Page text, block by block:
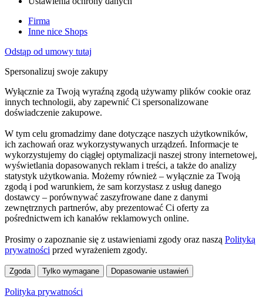
Firma
Inne nice Shops
Odstąp od umowy tutaj
Spersonalizuj swoje zakupy
Wyłącznie za Twoją wyraźną zgodą używamy plików cookie oraz
innych technologii, aby zapewnić Ci spersonalizowane
doświadczenie zakupowe.
W tym celu gromadzimy dane dotyczące naszych użytkowników,
ich zachowań oraz wykorzystywanych urządzeń. Informacje te
wykorzystujemy do ciągłej optymalizacji naszej strony internetowej,
wyświetlania dopasowanych reklam i treści, a także do analizy
statystyk użytkowania. Możemy również – wyłącznie za Twoją
zgodą i pod warunkiem, że sam korzystasz z usług danego
dostawcy – porównywać zaszyfrowane dane z danymi
zewnętrznych partnerów, aby prezentować Ci oferty za
pośrednictwem ich kanałów reklamowych online.
Prosimy o zapoznanie się z ustawieniami zgody oraz naszą Polityką
prywatności przed wyrażeniem zgody.
Zgoda Tylko wymagane Dopasowanie ustawień
Polityka prywatności